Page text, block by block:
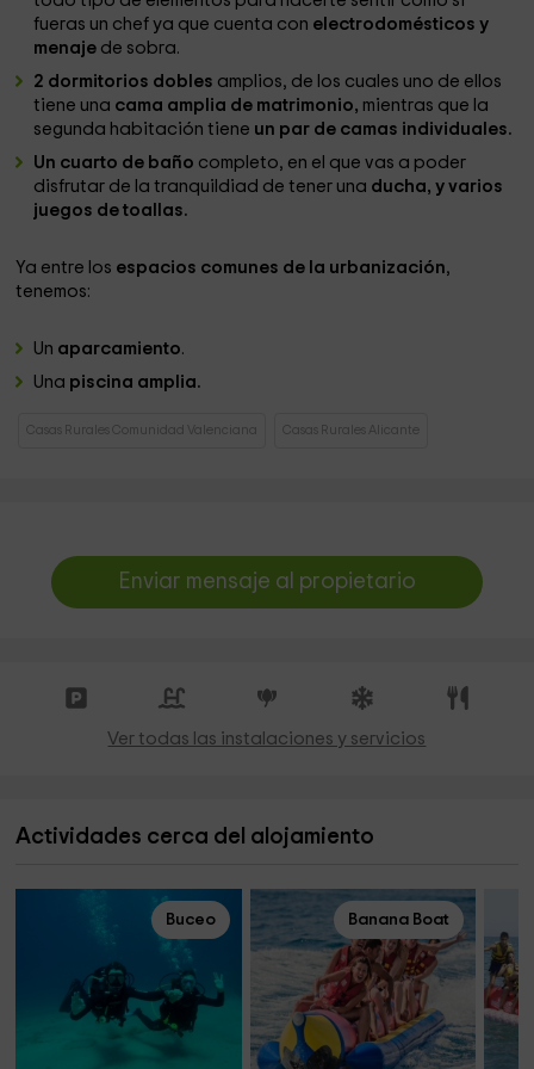
fueras un chef ya que cuenta con electrodomésticos y
menaje de sobra.
2 dormitorios dobles amplios, de los cuales uno de ellos
tiene una cama amplia de matrimonio, mientras que la
segunda habitación tiene un par de camas individuales.
Un cuarto de baño completo, en el que vas a poder
disfrutar de la tranquildiad de tener una ducha, y varios
juegos de toallas.
Ya entre los espacios comunes de la urbanización,
tenemos:
Un aparcamiento.
Una piscina amplia.
Casas Rurales Comunidad Valenciana Casas Rurales Alicante
Enviar mensaje al propietario
Ver todas las instalaciones y servicios
Actividades cerca del alojamiento
Buceo Banana Boat